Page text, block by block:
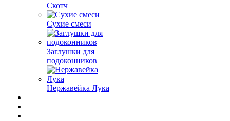
Скотч
Сухие смеси
Заглушки для
подоконников
Нержавейка Лука